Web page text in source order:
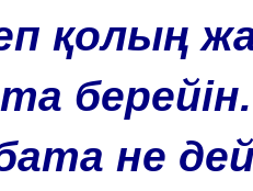
қолың
берейін.
не